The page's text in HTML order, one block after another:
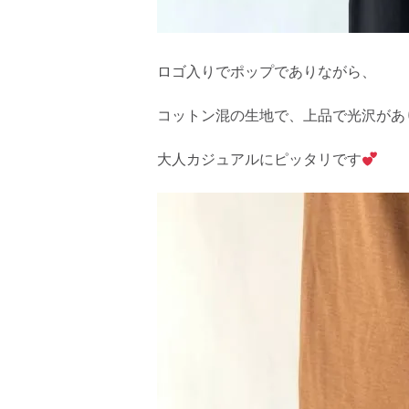
ロゴ入りでポップでありながら、
コットン混の生地で、上品で光沢があ
大人カジュアルにピッタリです